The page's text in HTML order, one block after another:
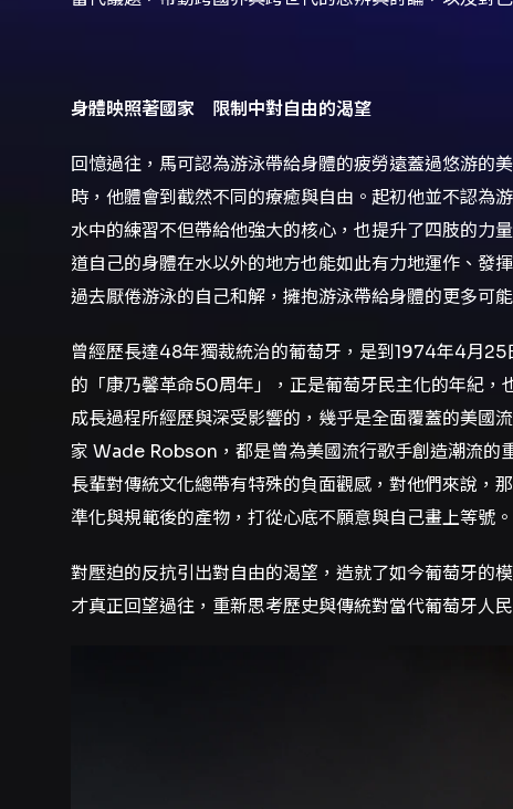
身體映照著國家 限制中對自由的渴望
回憶過往，馬可認為游泳帶給身體的疲勞遠蓋過悠游的
時，他體會到截然不同的療癒與自由。起初他並不認為
水中的練習不但帶給他強大的核心，也提升了四肢的力
道自己的身體在水以外的地方也能如此有力地運作、發
過去厭倦游泳的自己和解，擁抱游泳帶給身體的更多可能
曾經歷長達48年獨裁統治的葡萄牙，是到1974年4月
的「康乃馨革命50周年」，正是葡萄牙民主化的年紀，
成長過程所經歷與深受影響的，幾乎是全面覆蓋的美國
家 Wade Robson，都是曾為美國流行歌手創造潮流的
長輩對傳統文化總帶有特殊的負面觀感，對他們來說，
準化與規範後的產物，打從心底不願意與自己畫上等號。
對壓迫的反抗引出對自由的渴望，造就了如今葡萄牙的
才真正回望過往，重新思考歷史與傳統對當代葡萄牙人